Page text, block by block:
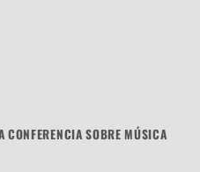
CONFERENCIA SOBRE MÚSICA